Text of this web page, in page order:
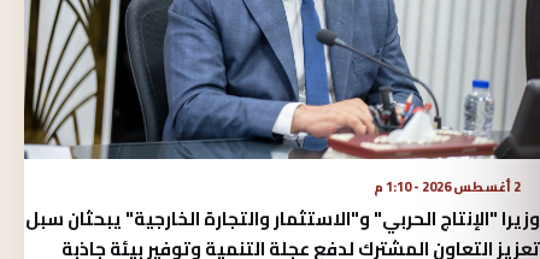
2 أغسطس 2026 - 1:10 م
وزيرا "الإنتاج الحربي" و"الاستثمار والتجارة الخارجية" يبحثان سبل
تعزيز التعاون المشترك لدفع عجلة التنمية وتوفير بيئة جاذبة